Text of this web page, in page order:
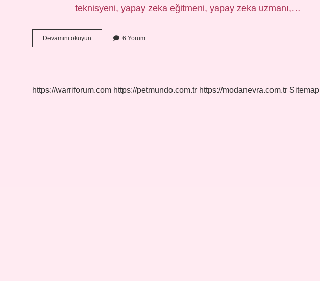
teknisyeni, yapay zeka eğitmeni, yapay zeka uzmanı,…
Devamını okuyun
Zeka
6 Yorum
https://warriforum.com https://petmundo.com.tr https://modanevra.com.tr Sitemap